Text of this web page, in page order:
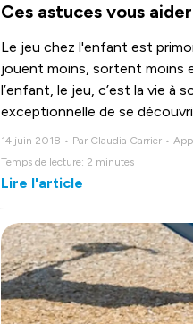
Ces astuces vous
Le jeu chez l'enfant est
jouent moins, sortent moins
l’enfant, le jeu, c’est la vie à
exceptionnelle de se
même temps que l’enfant,
14 juin 2018 • Par Claudia Carrier •
Temps de lecture: 2 minutes
Lire l'article